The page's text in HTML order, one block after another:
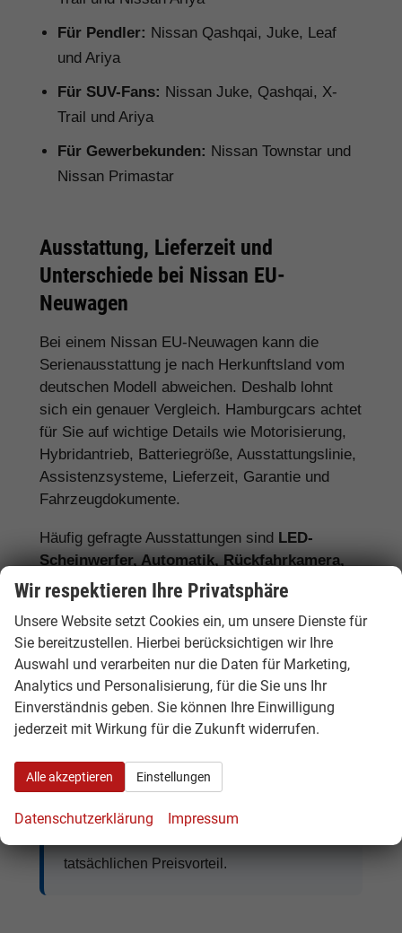
Für Pendler: Nissan Qashqai, Juke, Leaf
und Ariya
Für SUV-Fans: Nissan Juke, Qashqai, X-
Trail und Ariya
Für Gewerbekunden: Nissan Townstar und
Nissan Primastar
Ausstattung, Lieferzeit und
Unterschiede bei Nissan EU-
Neuwagen
Bei einem Nissan EU-Neuwagen kann die
Serienausstattung je nach Herkunftsland vom
deutschen Modell abweichen. Deshalb lohnt
sich ein genauer Vergleich. Hamburgcars achtet
für Sie auf wichtige Details wie Motorisierung,
Hybridantrieb, Batteriegröße, Ausstattungslinie,
Assistenzsysteme, Lieferzeit, Garantie und
Fahrzeugdokumente.
Häufig gefragte Ausstattungen sind LED-
Scheinwerfer, Automatik, Rückfahrkamera,
360-Grad-Kamera, Navigationssystem,
Sitzheizung, Klimaautomatik, digitales
Cockpit, Apple CarPlay, Android Auto,
Abstandstempomat, Anhängerkupplungund
moderne Assistenzsysteme.
Neuwagen nicht nur den Kaufpreis,
sondern auch Ausstattung, Lieferzeit,
Garantieumfang und mögliche
tatsächlichen Preisvorteil.
Wir respektieren Ihre Privatsphäre
Unsere Website setzt Cookies ein, um unsere Dienste für
Sie bereitzustellen. Hierbei berücksichtigen wir Ihre
Auswahl und verarbeiten nur die Daten für Marketing,
Analytics und Personalisierung, für die Sie uns Ihr
Einverständnis geben. Sie können Ihre Einwilligung
jederzeit mit Wirkung für die Zukunft widerrufen.
Alle akzeptieren Einstellungen
Datenschutzerklärung Impressum